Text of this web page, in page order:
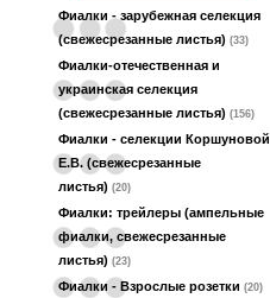
Фиалки - зарубежная селекция
(свежесрезанные листья) (33)
Фиалки-отечественная и
украинская селекция
(свежесрезанные листья) (156)
Фиалки - селекции Коршуновой
Е.В. (свежесрезанные
листья) (20)
Фиалки: трейлеры (ампельные
фиалки, свежесрезанные
листья) (23)
Фиалки - Взрослые розетки (20)